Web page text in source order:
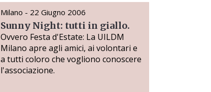
Milano - 22 Giugno 2006
Sunny Night: tutti in giallo.
Ovvero Festa d'Estate: La UILDM
Milano apre agli amici, ai volontari e
a tutti coloro che vogliono conoscere
l'associazione.